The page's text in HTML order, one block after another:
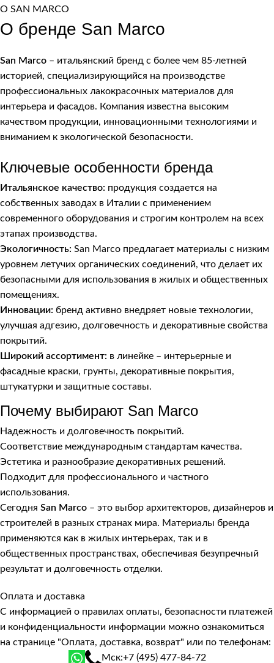
О SAN MARCO
О бренде San Marco
San Marco – итальянский бренд с более чем 85-летней
историей, специализирующийся на производстве
профессиональных лакокрасочных материалов для
интерьера и фасадов. Компания известна высоким
качеством продукции, инновационными технологиями и
вниманием к экологической безопасности.
Ключевые особенности бренда
Итальянское качество: продукция создается на
собственных заводах в Италии с применением
современного оборудования и строгим контролем на всех
этапах производства.
Экологичность: San Marco предлагает материалы с низким
уровнем летучих органических соединений, что делает их
безопасными для использования в жилых и общественных
помещениях.
Инновации: бренд активно внедряет новые технологии,
улучшая адгезию, долговечность и декоративные свойства
покрытий.
Широкий ассортимент: в линейке – интерьерные и
фасадные краски, грунты, декоративные покрытия,
штукатурки и защитные составы.
Почему выбирают San Marco
Надежность и долговечность покрытий.
Соответствие международным стандартам качества.
Эстетика и разнообразие декоративных решений.
Подходит для профессионального и частного
использования.
Сегодня San Marco – это выбор архитекторов, дизайнеров и
строителей в разных странах мира. Материалы бренда
применяются как в жилых интерьерах, так и в
общественных пространствах, обеспечивая безупречный
результат и долговечность отделки.
Оплата и доставка
С информацией о правилах оплаты, безопасности платежей
и конфиденциальности информации можно ознакомиться
на странице "Оплата, доставка, возврат" или по телефонам:
Мск:+7 (495) 477-84-72